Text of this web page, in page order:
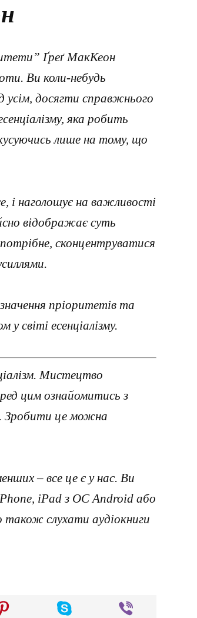
Ґреґ МакКеон
Ви коли-небудь
досягти справжнього
яка робить
лише на тому, що
і наголошує на важливості
відображає суть
сконцентруватися
пріоритетів та
світі есенціалізму.
Мистецтво
цим ознайомитись з
Зробити це можна
– все це є у нас. Ви
iPad з ОС Android або
слухати аудіокниги